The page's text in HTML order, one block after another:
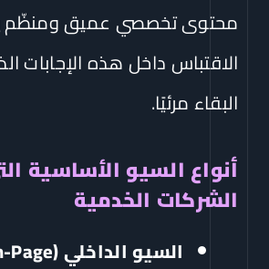
محتوى تخصصي عميق ومنظّم
الاقتباس داخل هذه الإجابات
البقاء مرئيًا.
أنواع السيو الأساسية
الشركات الخدمية
السيو الداخلي (On-Page):